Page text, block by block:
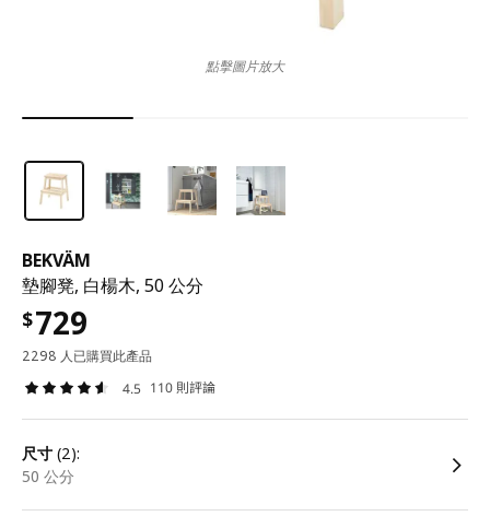
BEKVÄM
墊腳凳, 白楊木, 50 公分
$729
2298 人已購買此產品
4.5 110 則評論
尺寸 (2):
50 公分
點擊圖片放大